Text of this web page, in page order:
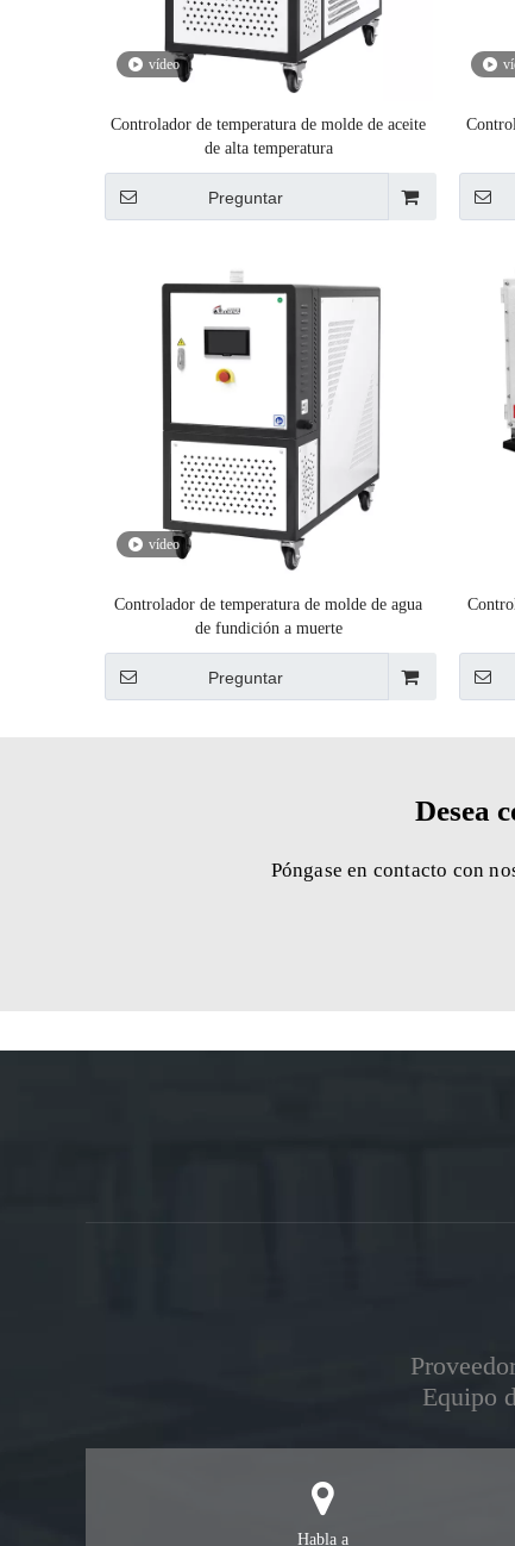
vídeo
Controlador de temperatura de molde de aceite
de alta temperatura
Preguntar
vídeo
Controlador de temperatura de molde de agua
de fundición a muerte
Preguntar
Desea
Póngase en contacto con
Equipo
Habla a